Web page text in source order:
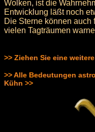
Wolken, ist die
Entwicklung läßt noch
Die Sterne können auch
vielen Tagträumen
>> Ziehen Sie eine
>> Alle Bedeutungen
Kühn >>